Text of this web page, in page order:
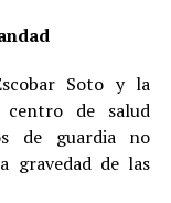
Soto y la
centro de salud
de guardia no
gravedad de las